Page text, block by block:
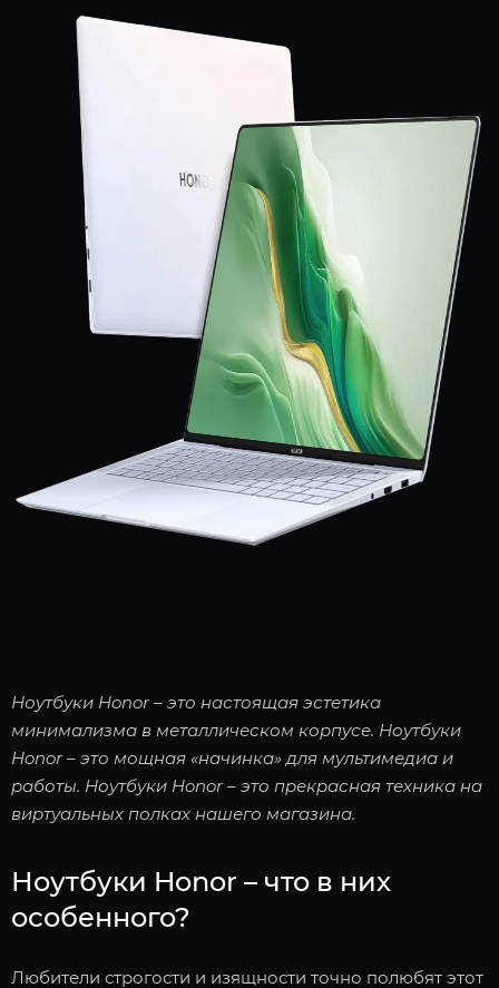
Ноутбуки Honor – это настоящая эстетика
минимализма в металлическом корпусе. Ноутбуки
Honor – это мощная «начинка» для мультимедиа и
работы. Ноутбуки Honor – это прекрасная техника на
виртуальных полках нашего магазина.
Ноутбуки Honor – что в них
особенного?
Любители строгости и изящности точно полюбят этот